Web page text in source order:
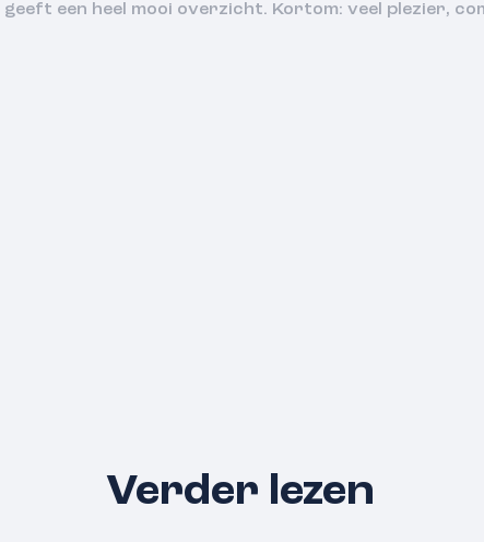
geeft een heel mooi overzicht. Kortom: veel plezier,
Verder lezen